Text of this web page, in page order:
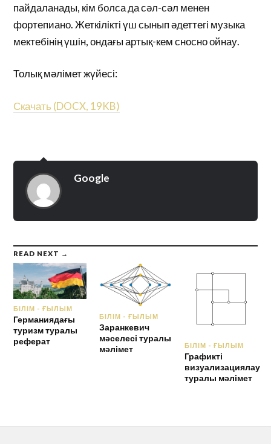
пайдаланады, кім болса да сәл-сәл менен
фортепиано. Жеткілікті үш сынып әдеттегі музыка
мектебінің үшін, ондағы артық-кем сносно ойнау.
Толық мәлімет жүйесі:
Скачать (DOCX, 19KB)
Google
READ NEXT →
БІЛІМ - ҒЫЛЫМ
Германиядағы
туризм туралы
реферат
БІЛІМ - ҒЫЛЫМ
Заранкевич
мәселесі туралы
мәлімет
БІЛІМ - ҒЫЛЫМ
Графикті
визуализациялау
туралы мәлімет